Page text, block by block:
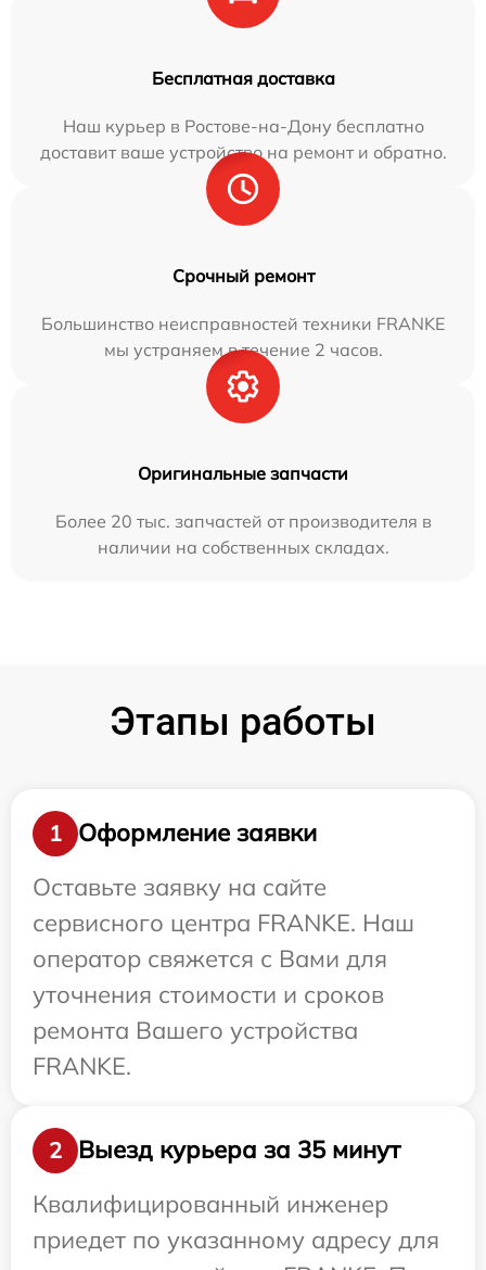
Бесплатная доставка
Наш курьер в Ростове-на-Дону бесплатно
доставит ваше устройство на ремонт и обратно.
Срочный ремонт
Большинство неисправностей техники FRANKE
мы устраняем в течение 2 часов.
Оригинальные запчасти
Более 20 тыс. запчастей от производителя в
наличии на собственных складах.
Этапы работы
1
Оформление заявки
Оставьте заявку на сайте
сервисного центра FRANKE. Наш
оператор свяжется с Вами для
уточнения стоимости и сроков
ремонта Вашего устройства
FRANKE.
2
Выезд курьера за 35 минут
Квалифицированный инженер
приедет по указанному адресу для